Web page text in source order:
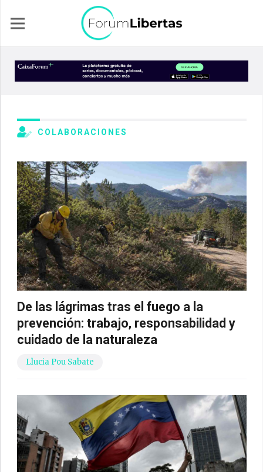
COLABORACIONES
De las lágrimas tras el fuego a la
prevención: trabajo, responsabilidad y
cuidado de la naturaleza
Llucia Pou Sabate